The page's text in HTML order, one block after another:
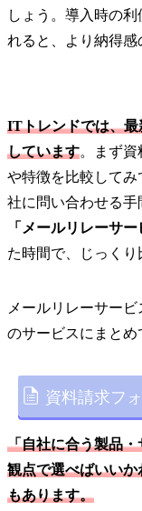
しょう。導入時の
れると、より納得感
ITトレンドでは、
しています。まず
や特徴を比較して
社に問い合わせる手
「メールリレーサ
た時間で、じっくり
メールリレーサービ
のサービスにまとめ
資料請求フ
「自社に合う製品
観点で選べばいい
もあります。